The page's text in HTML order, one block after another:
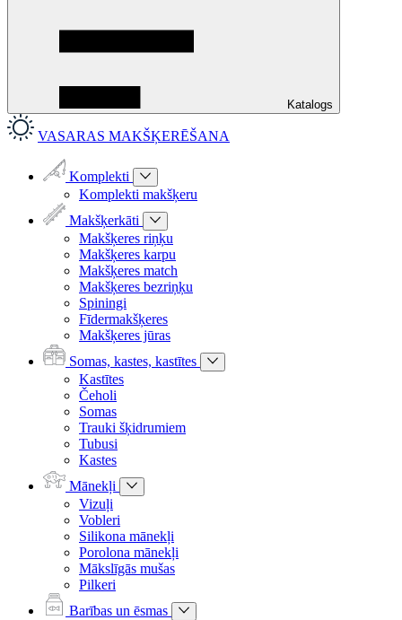
Katalogs
VASARAS MAKŠĶERĒŠANA
Komplekti
Komplekti makšķeru
Makšķerkāti
Makšķeres riņķu
Makšķeres karpu
Makšķeres match
Makšķeres bezriņķu
Spiningi
Fīdermakšķeres
Makšķeres jūras
Somas, kastes, kastītes
Kastītes
Čeholi
Somas
Trauki šķidrumiem
Tubusi
Kastes
Mānekļi
Vizuļi
Vobleri
Silikona mānekļi
Porolona mānekļi
Mākslīgās mušas
Pilkeri
Barības un ēsmas